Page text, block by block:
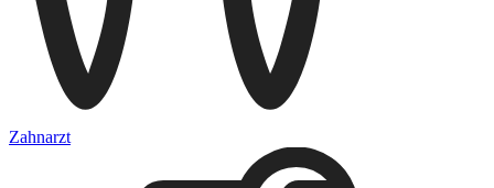
Zahnarzt